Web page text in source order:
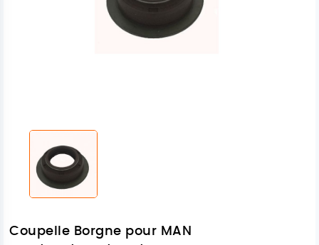
Coupelle Borgne pour MAN